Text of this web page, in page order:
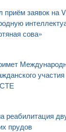
приём заявок на
сова»
участия
реабилитация
прудов